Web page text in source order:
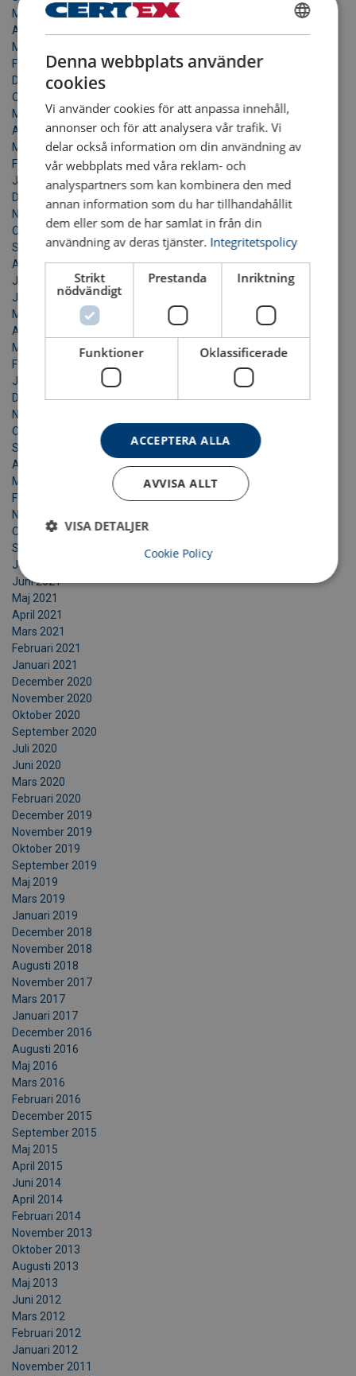
Maj 2025
April 2025
Mars 2025
Februari 2025
December 2024
Oktober 2024
Maj 2024
April 2024
Mars 2024
Februari 2024
Januari 2024
December 2023
November 2023
Oktober 2023
September 2023
Augusti 2023
Juli 2023
Juni 2023
Maj 2023
April 2023
Mars 2023
Februari 2023
Januari 2023
December 2022
November 2022
Oktober 2022
September 2022
Augusti 2022
Maj 2022
Februari 2022
November 2021
Oktober 2021
September 2021
Juli 2021
Juni 2021
Maj 2021
April 2021
Mars 2021
Februari 2021
Januari 2021
December 2020
November 2020
Oktober 2020
September 2020
Juli 2020
Juni 2020
Mars 2020
Februari 2020
December 2019
November 2019
Oktober 2019
September 2019
Maj 2019
Mars 2019
Januari 2019
December 2018
November 2018
Augusti 2018
November 2017
Mars 2017
Januari 2017
December 2016
Augusti 2016
Maj 2016
Mars 2016
Februari 2016
December 2015
September 2015
Maj 2015
April 2015
Juni 2014
April 2014
Februari 2014
November 2013
Oktober 2013
Augusti 2013
Maj 2013
Juni 2012
Mars 2012
Februari 2012
Januari 2012
November 2011
SWEDISH
ENGLISH TRANSLATION
Denna webbplats använder
cookies
Vi använder cookies för att anpassa innehåll,
annonser och för att analysera vår trafik. Vi
delar också information om din användning av
vår webbplats med våra reklam- och
analyspartners som kan kombinera den med
annan information som du har tillhandahållit
dem eller som de har samlat in från din
användning av deras tjänster. Integritetspolicy
Strikt
nödvändigt
Prestanda Inriktning
Funktioner Oklassificerade
ACCEPTERA ALLA
AVVISA ALLT
VISA DETALJER
Cookie Policy